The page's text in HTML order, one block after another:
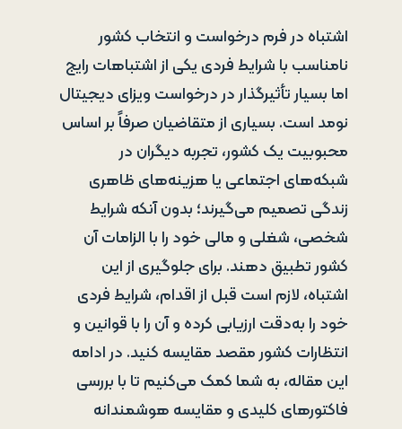
اشتباه در فرم درخواست و انتخاب کشور
نامناسب با شرایط فردی یکی از اشتباهات رایج
اما بسیار تأثیرگذار در درخواست ویزای دیجیتال
نومد است. بسیاری از متقاضیان صرفاً بر اساس
محبوبیت یک کشور، تجربه دیگران در
شبکه‌های اجتماعی یا هزینه‌های ظاهری
زندگی تصمیم می‌گیرند؛ بدون آنکه شرایط
شخصی، شغلی و مالی خود را با الزامات آن
کشور تطبیق دهند. برای جلوگیری از این
اشتباه، لازم است قبل از اقدام، شرایط فردی
خود را به‌دقت ارزیابی کرده و آن را با قوانین و
انتظارات کشور مقصد مقایسه کنید. در ادامه
این مقاله، به شما کمک می‌کنیم تا با بررسی
فاکتورهای کلیدی و مقایسه هوشمندانه